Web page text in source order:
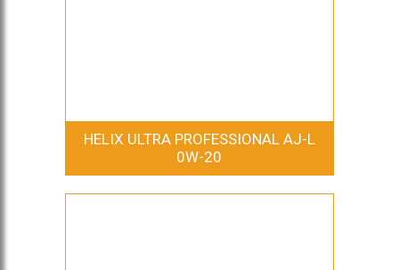
HELIX ULTRA PROFESSIONAL AJ-L
0W-20